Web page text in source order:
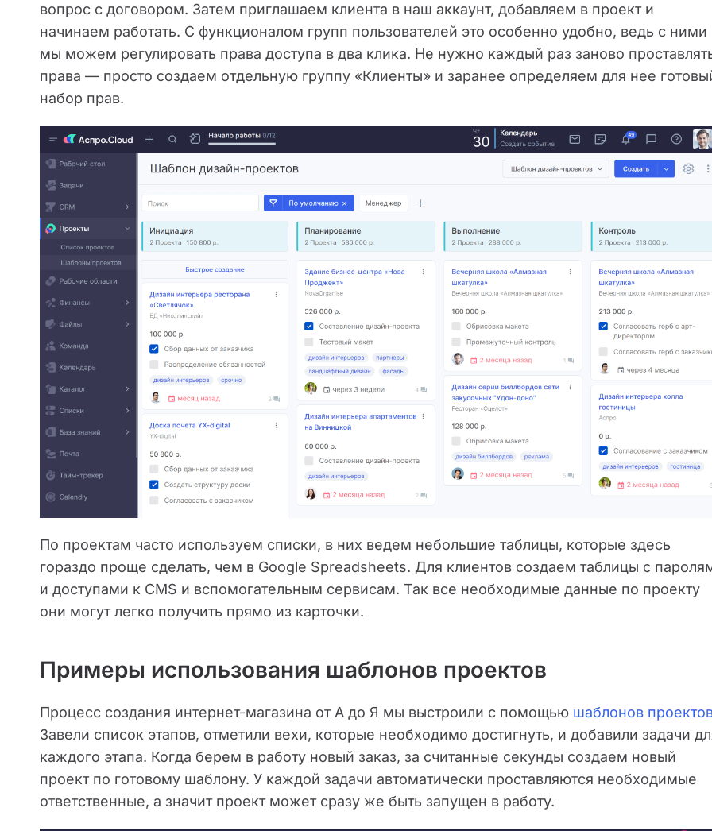
вопрос с договором. Затем приглашаем клиента в наш аккаунт, добавляем в проект и
начинаем работать. С функционалом групп пользователей это особенно удобно, ведь с ними
мы можем регулировать права доступа в два клика. Не нужно каждый раз заново
права — просто создаем отдельную группу «Клиенты» и заранее определяем для нее
набор прав.
По проектам часто используем списки, в них ведем небольшие таблицы, которые здесь
гораздо проще сделать, чем в Google Spreadsheets. Для клиентов создаем таблицы с
и доступами к CMS и вспомогательным сервисам. Так все необходимые данные по проекту
они могут легко получить прямо из карточки.
Примеры использования шаблонов проектов
Процесс создания интернет-магазина от А до Я мы выстроили с помощью шаблонов
Завели список этапов, отметили вехи, которые необходимо достигнуть, и добавили задачи
каждого этапа. Когда берем в работу новый заказ, за считанные секунды создаем новый
проект по готовому шаблону. У каждой задачи автоматически проставляются необходимые
ответственные, а значит проект может сразу же быть запущен в работу.